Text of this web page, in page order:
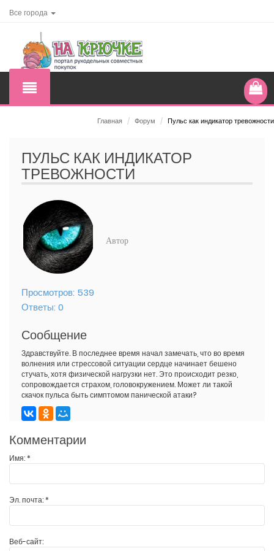
Все города
Главная / Форум / Пульс как индикатор тревожности
ПУЛЬС КАК ИНДИКАТОР
ТРЕВОЖНОСТИ
Автор
Просмотров: 539
Ответы: 0
Сообщение
Здравствуйте. В последнее время начал замечать, что во время
волнения или стрессовой ситуации сердце начинает бешено
стучать, хотя физической нагрузки нет. Это происходит резко,
сопровождается страхом, головокружением. Может ли такой
скачок пульса быть симптомом панической атаки?
Комментарии
Имя:*
Эл. почта:*
Веб-сайт: